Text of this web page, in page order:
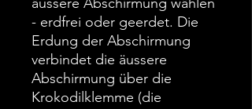
äussere Abschirmung wählen
- erdfrei oder geerdet. Die
Erdung der Abschirmung
verbindet die äussere
Abschirmung über die
Krokodilklemme (die